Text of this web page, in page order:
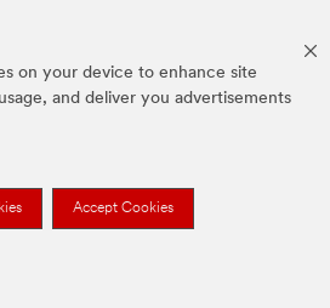
on your device to enhance site
and deliver you advertisements
Accept Cookies